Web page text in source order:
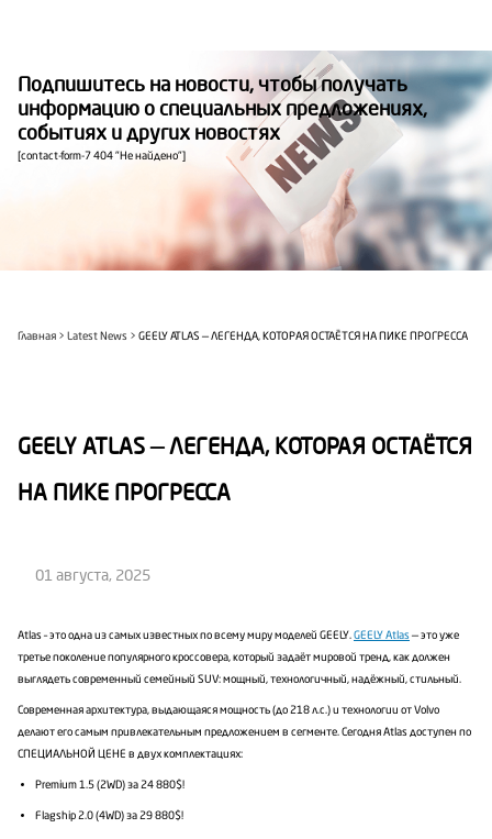
Подпишитесь на новости, чтобы получать
информацию о специальных предложениях,
событиях и других новостях
[contact-form-7 404 "Не найдено"]
Главная Latest News GEELY ATLAS — ЛЕГЕНДА, КОТОРАЯ ОСТАЁТСЯ НА ПИКЕ ПРОГРЕССА
GEELY ATLAS — ЛЕГЕНДА, КОТОРАЯ ОСТАЁТСЯ
НА ПИКЕ ПРОГРЕССА
01 августа, 2025
Atlas – это одна из самых известных по всему миру моделей GEELY.GEELY Atlas— это уже
третье поколение популярного кроссовера, который задаёт мировой тренд, как должен
выглядеть современный семейный SUV: мощный, технологичный, надёжный, стильный.
Современная архитектура, выдающаяся мощность (до 218 л.с.) и технологии от Volvo
делают его самым привлекательным предложением в сегменте. Сегодня Atlas доступен по
СПЕЦИАЛЬНОЙ ЦЕНЕ в двух комплектациях:
Premium 1.5 (2WD) за 24 880$!
Flagship 2.0 (4WD) за 29 880$!